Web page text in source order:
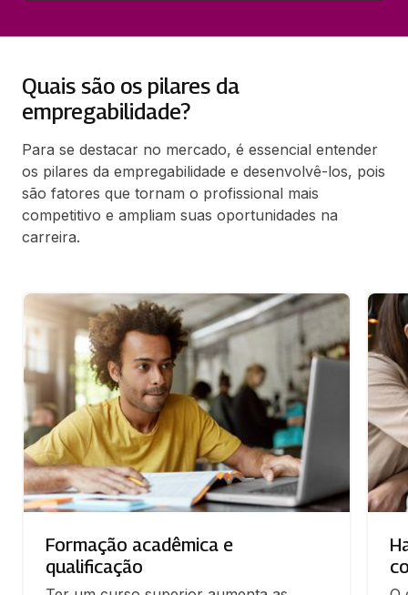
Quais são os pilares da
empregabilidade?
Para se destacar no mercado, é essencial entender
os pilares da empregabilidade e desenvolvê-los, pois
são fatores que tornam o profissional mais
competitivo e ampliam suas oportunidades na
carreira.
Formação acadêmica e
qualificação